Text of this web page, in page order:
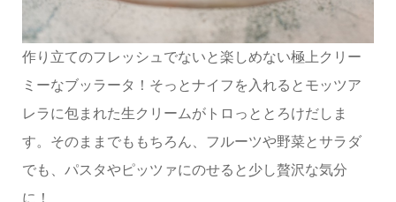
作り立てのフレッシュでないと楽しめない極上クリー
ミーなブッラータ！そっとナイフを入れるとモッツア
レラに包まれた生クリームがトロっととろけだしま
す。そのままでももちろん、フルーツや野菜とサラダ
でも、パスタやピッツァにのせると少し贅沢な気分
に！